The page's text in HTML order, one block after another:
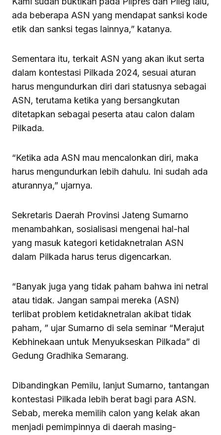
ada beberapa ASN yang mendapat sanksi kode
etik dan sanksi tegas lainnya,” katanya.
Sementara itu, terkait ASN yang akan ikut serta
dalam kontestasi Pilkada 2024, sesuai aturan
harus mengundurkan diri dari statusnya sebagai
ASN, terutama ketika yang bersangkutan
ditetapkan sebagai peserta atau calon dalam
Pilkada.
“Ketika ada ASN mau mencalonkan diri, maka
harus mengundurkan lebih dahulu. Ini sudah ada
aturannya,” ujarnya.
Sekretaris Daerah Provinsi Jateng Sumarno
menambahkan, sosialisasi mengenai hal-hal
yang masuk kategori ketidaknetralan ASN
dalam Pilkada harus terus digencarkan.
“Banyak juga yang tidak paham bahwa ini netral
atau tidak. Jangan sampai mereka (ASN)
terlibat problem ketidaknetralan akibat tidak
paham, ” ujar Sumarno di sela seminar “Merajut
Kebhinekaan untuk Menyukseskan Pilkada” di
Gedung Gradhika Semarang.
Dibandingkan Pemilu, lanjut Sumarno, tantangan
kontestasi Pilkada lebih berat bagi para ASN.
Sebab, mereka memilih calon yang kelak akan
menjadi pemimpinnya di daerah masing-